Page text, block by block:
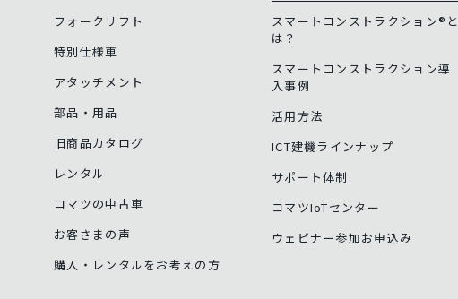
フォークリフト
特別仕様車
アタッチメント
部品・用品
旧商品カタログ
レンタル
コマツの中古車
お客さまの声
購入・レンタルをお考えの方
スマートコンストラクション®と
は？
スマートコンストラクション導
入事例
活用方法
ICT建機ラインナップ
サポート体制
コマツIoTセンター
ウェビナー参加お申込み